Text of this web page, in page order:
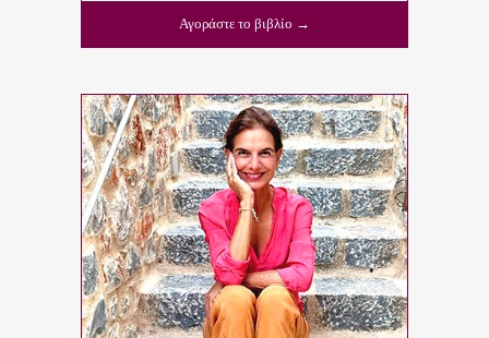
Αγοράστε το βιβλίο →